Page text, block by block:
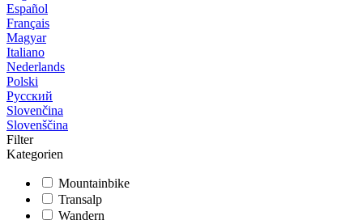
Español
Français
Magyar
Italiano
Nederlands
Polski
Русский
Slovenčina
Slovenščina
Filter
Kategorien
Mountainbike
Transalp
Wandern